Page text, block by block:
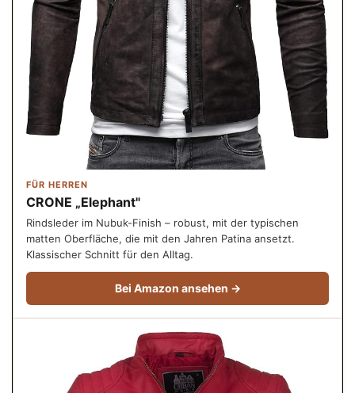
FÜR HERREN
CRONE „Elephant"
Rindsleder im Nubuk-Finish – robust, mit der typischen
matten Oberfläche, die mit den Jahren Patina ansetzt.
Klassischer Schnitt für den Alltag.
Bei Amazon ansehen →